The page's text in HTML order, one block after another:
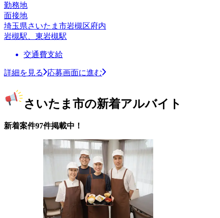
勤務地
面接地
埼玉県さいたま市岩槻区府内
岩槻駅、東岩槻駅
交通費支給
詳細を見る 応募画面に進む
さいたま市の新着アルバイト
新着案件97件掲載中！